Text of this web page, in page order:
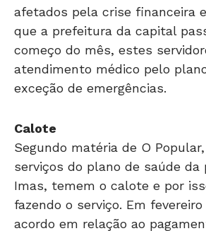
que a prefeitura da capital
começo do mês, estes
atendimento médico pelo
exceção de emergências.
Segundo matéria de O
serviços do plano de saúde da
Imas, temem o calote e por
fazendo o serviço. Em
acordo em relação ao
mês de dezembro e, segundo